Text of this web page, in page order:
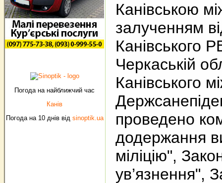
Погода на найближчий час
Канів
Погода на 10 днів від sinoptik.ua
Канівською
залученням
Канівського
Черкаській
Канівського
проведено
додержання
міліцію",
ув’язнення",